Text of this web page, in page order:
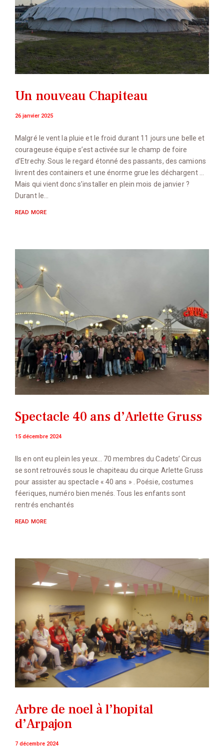
Un nouveau Chapiteau
26 janvier 2025
Malgré le vent la pluie et le froid durant 11 jours une belle et
courageuse équipe s’est activée sur le champ de foire
d’Etrechy. Sous le regard étonné des passants, des camions
livrent des containers et une énorme grue les déchargent …
Mais qui vient donc s’installer en plein mois de janvier ?
Durant le…
READ MORE
Spectacle 40 ans d’Arlette Gruss
15 décembre 2024
Ils en ont eu plein les yeux… 70 membres du Cadets’ Circus
se sont retrouvés sous le chapiteau du cirque Arlette Gruss
pour assister au spectacle « 40 ans » . Poésie, costumes
féeriques, numéro bien menés. Tous les enfants sont
rentrés enchantés
READ MORE
Arbre de noel à l’hopital
d’Arpajon
7 décembre 2024